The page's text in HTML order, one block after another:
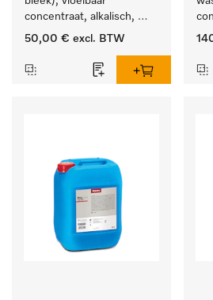
concentraat, alkalisch,
5 l voor het reinigen van
kleurechte bonte was.
50,00 € excl. BTW
en